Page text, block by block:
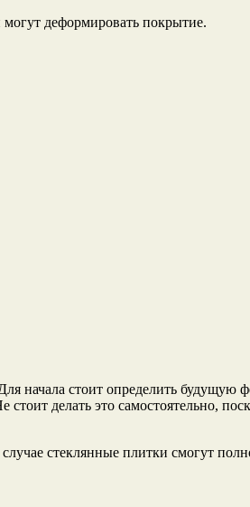
деформировать покрытие.
начала стоит определить будущую
делать это самостоятельно,
стеклянные плитки смогут